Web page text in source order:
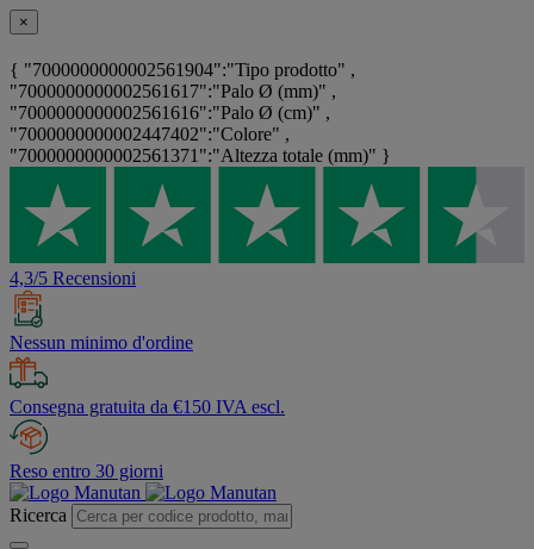
×
{ "7000000000002561904":"Tipo prodotto" ,
"7000000000002561617":"Palo Ø (mm)" ,
"7000000000002561616":"Palo Ø (cm)" ,
"7000000000002447402":"Colore" ,
"7000000000002561371":"Altezza totale (mm)" }
4,3/5 Recensioni
Nessun minimo d'ordine
Consegna gratuita da €150 IVA escl.
Reso entro 30 giorni
Ricerca